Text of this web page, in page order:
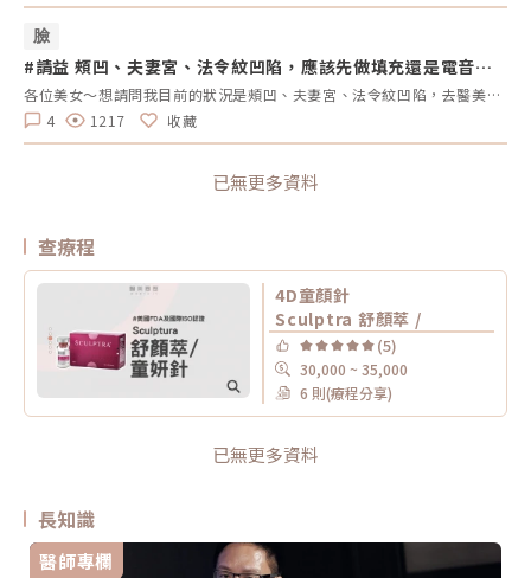
臉
#請益 頰凹、夫妻宮、法令紋凹陷，應該先做填充還是電音
波？
各位美女～想請問我目前的狀況是頰凹、夫妻宮、法令紋凹陷，去醫美診所諮詢，他是建議我電音波也要做，但療程下來要20萬左右，目前最困擾的是法令紋>頰凹>夫妻宮是先填充完再打電波嗎？還是先打電波再填充呢～～Â
4
1217 收藏
已無更多資料
查療程
4D童顏針
Sculptra 舒顏萃 /
(5)
30,000 ~ 35,000
6 則(療程分享)
已無更多資料
長知識
醫師專欄